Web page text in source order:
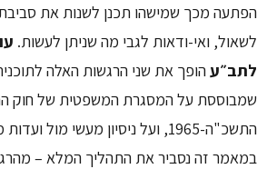
הפתעה מכך שמישהו תכנן לשנות את
לשאול, ואי-ודאות לגבי מה שניתן לעשות.
לתב״עהופך את שני הרגשות האלה
שמבוססת על המסגרת המשפטית של חוק
התשכ"ה-1965, ועל ניסיון מעשי מול
במאמר זה נסביר את התהליך המלא –